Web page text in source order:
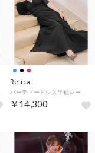
Retica
￥14,300